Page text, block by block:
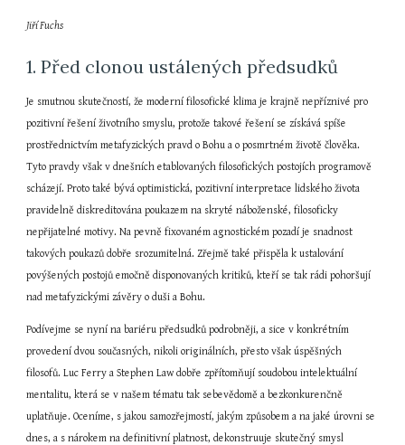
Jiří Fuchs
1. Před clonou ustálených předsudků
Je smutnou skutečností, že moderní filosofické klima je krajně nepříznivé pro
pozitivní řešení životního smyslu, protože takové řešení se získává spíše
prostřednictvím metafyzických pravd o Bohu a o posmrtném životě člověka.
Tyto pravdy však v dnešních etablovaných filosofických postojích programově
scházejí. Proto také bývá optimistická, pozitivní interpretace lidského života
pravidelně diskreditována poukazem na skryté náboženské, filosoficky
nepřijatelné motivy. Na pevně fixovaném agnostickém pozadí je snadnost
takových poukazů dobře srozumitelná. Zřejmě také přispěla k ustalování
povýšených postojů emočně disponovaných kritiků, kteří se tak rádi pohoršují
nad metafyzickými závěry o duši a Bohu.
Podívejme se nyní na bariéru předsudků podrobněji, a sice v konkrétním
provedení dvou současných, nikoli originálních, přesto však úspěšných
filosofů. Luc Ferry a Stephen Law dobře zpřítomňují soudobou intelektuální
mentalitu, která se v našem tématu tak sebevědomě a bezkonkurenčně
uplatňuje. Oceníme, s jakou samozřejmostí, jakým způsobem a na jaké úrovni se
dnes, a s nárokem na definitivní platnost, dekonstruuje skutečný smysl